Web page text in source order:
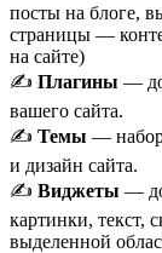
посты на блоге,
страницы —
на сайте)
✍️ Плагины —
вашего сайта.
✍️ Темы — набор
и дизайн сайта.
✍️ Виджеты —
картинки, текст,
выделенной